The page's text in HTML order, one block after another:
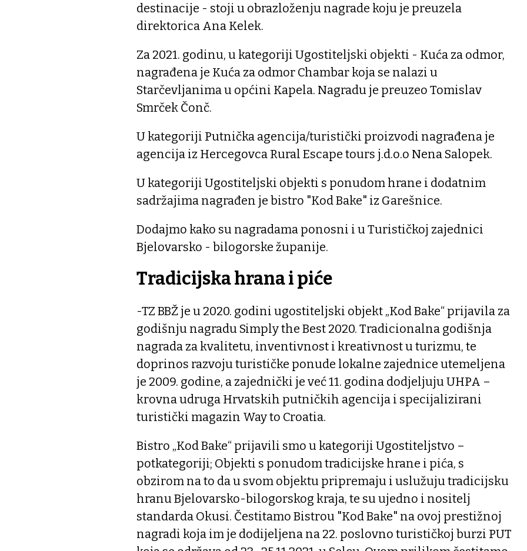
destinacije - stoji u obrazloženju nagrade koju je preuzela
direktorica Ana Kelek.
Za 2021. godinu, u kategoriji Ugostiteljski objekti - Kuća za odmor,
nagrađena je Kuća za odmor Chambar koja se nalazi u
Starčevljanima u općini Kapela. Nagradu je preuzeo Tomislav
Smrček Čonč.
U kategoriji Putnička agencija/turistički proizvodi nagrađena je
agencija iz Hercegovca Rural Escape tours j.d.o.o Nena Salopek.
U kategoriji Ugostiteljski objekti s ponudom hrane i dodatnim
sadržajima nagrađen je bistro "Kod Bake" iz Garešnice.
Dodajmo kako su nagradama ponosni i u Turističkoj zajednici
Bjelovarsko - bilogorske županije.
Tradicijska hrana i piće
-TZ BBŽ je u 2020. godini ugostiteljski objekt „Kod Bake“ prijavila za
godišnju nagradu Simply the Best 2020. Tradicionalna godišnja
nagrada za kvalitetu, inventivnost i kreativnost u turizmu, te
doprinos razvoju turističke ponude lokalne zajednice utemeljena
je 2009. godine, a zajednički je već 11. godina dodjeljuju UHPA –
krovna udruga Hrvatskih putničkih agencija i specijalizirani
turistički magazin Way to Croatia.
Bistro „Kod Bake“ prijavili smo u kategoriji Ugostiteljstvo –
potkategoriji; Objekti s ponudom tradicijske hrane i pića, s
obzirom na to da u svom objektu pripremaju i uslužuju tradicijsku
hranu Bjelovarsko-bilogorskog kraja, te su ujedno i nositelj
standarda Okusi. Čestitamo Bistrou "Kod Bake" na ovoj prestižnoj
nagradi koja im je dodijeljena na 22. poslovno turističkoj burzi PUT